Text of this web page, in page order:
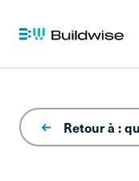
Retour à :